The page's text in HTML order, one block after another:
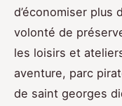
d’économiser plus
volonté de
les loisirs et
aventure, parc
de saint georges